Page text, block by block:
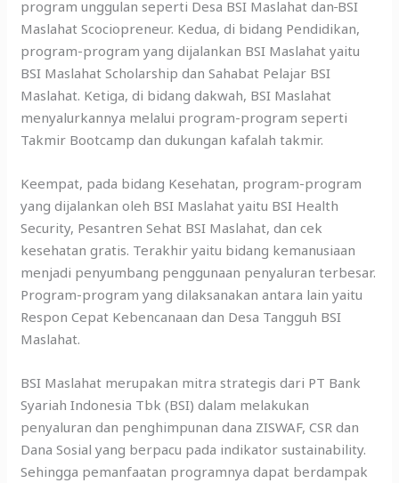
program unggulan seperti Desa BSI Maslahat dan BSI
Maslahat Scociopreneur. Kedua, di bidang Pendidikan,
program-program yang dijalankan BSI Maslahat yaitu
BSI Maslahat Scholarship dan Sahabat Pelajar BSI
Maslahat. Ketiga, di bidang dakwah, BSI Maslahat
menyalurkannya melalui program-program seperti
Takmir Bootcamp dan dukungan kafalah takmir.
Keempat, pada bidang Kesehatan, program-program
yang dijalankan oleh BSI Maslahat yaitu BSI Health
Security, Pesantren Sehat BSI Maslahat, dan cek
kesehatan gratis. Terakhir yaitu bidang kemanusiaan
menjadi penyumbang penggunaan penyaluran terbesar.
Program-program yang dilaksanakan antara lain yaitu
Respon Cepat Kebencanaan dan Desa Tangguh BSI
Maslahat.
BSI Maslahat merupakan mitra strategis dari PT Bank
Syariah Indonesia Tbk (BSI) dalam melakukan
penyaluran dan penghimpunan dana ZISWAF, CSR dan
Dana Sosial yang berpacu pada indikator sustainability.
Sehingga pemanfaatan programnya dapat berdampak